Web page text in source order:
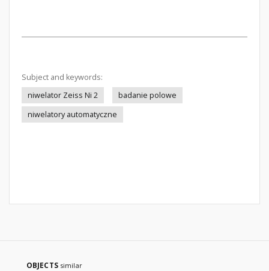
Subject and keywords:
niwelator Zeiss Ni 2
badanie polowe
niwelatory automatyczne
OBJECTS similar